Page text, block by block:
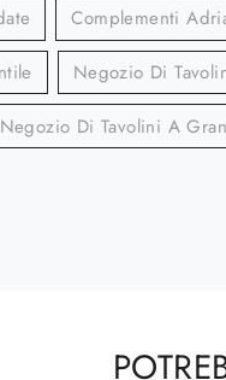
Complementi
Negozio Di
Negozio Di Tavolini A